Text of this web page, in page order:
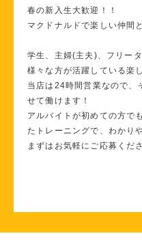
春の新入生大歓迎！！
マクドナルドで楽しい仲間
学生、主婦(主夫)、フリー
様々な方が活躍している楽
当店は24時間営業なので、
せて働けます！
アルバイトが初めての方で
たトレーニングで、わかり
まずはお気軽にご応募くだ